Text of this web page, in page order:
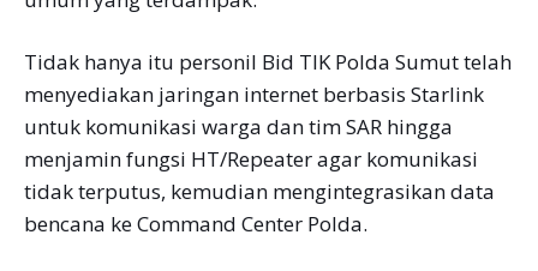
Tidak hanya itu personil Bid TIK Polda Sumut telah
menyediakan jaringan internet berbasis Starlink
untuk komunikasi warga dan tim SAR hingga
menjamin fungsi HT/Repeater agar komunikasi
tidak terputus, kemudian mengintegrasikan data
bencana ke Command Center Polda.